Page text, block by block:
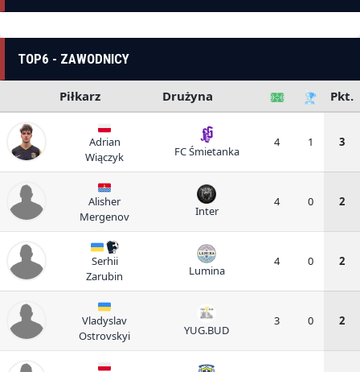
TOP6 - ZAWODNICY
Piłkarz Drużyna Pkt.
Adrian
Wiączyk
FC Śmietanka
4 1 3
Alisher
Mergenov
Inter
4 0 2
Serhii
Zarubin
Lumina
4 0 2
Vladyslav
Ostrovskyi
YUG.BUD
3 0 2